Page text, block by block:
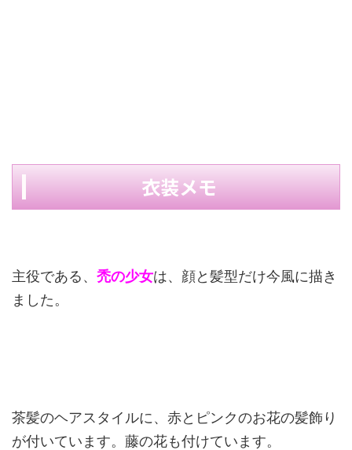
衣装メモ
主役である、 禿の少女は、顔と髪型だけ今風に描き
ました。
茶髪のヘアスタイルに、赤とピンクのお花の髪飾り
が付いています。藤の花も付けています。